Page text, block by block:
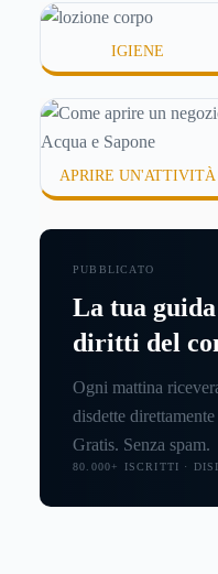
IGIENE
APRIRE UN'ATTIVITÀ
PUBBLICATO
La tua
diritti del
Ogni mattina
disdette
Gratis. Senza spam.
80.000+ ISCRITTI ·